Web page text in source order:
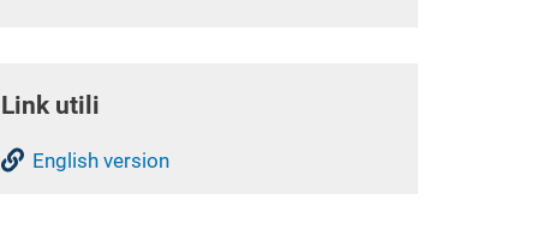
Link utili
English version